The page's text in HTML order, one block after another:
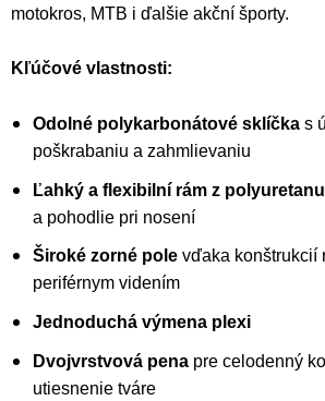
motokros, MTB i ďalšie akční športy.
Kľúčové vlastnosti:
Odolné polykarbonátové sklíčka s
poškrabaniu a zahmlievaniu
Ľahký a flexibilní rám z polyuretanu
a pohodlie pri nosení
Široké zorné pole vďaka konštrukcií
periférnym videním
Jednoduchá výmena plexi
Dvojvrstvová pena pre celodenný
utiesnenie tváre